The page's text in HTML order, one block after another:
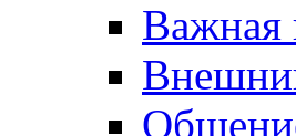
Важная